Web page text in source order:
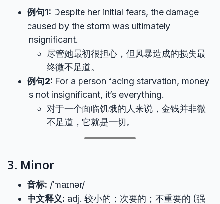
例句1: Despite her initial fears, the damage
caused by the storm was ultimately
insignificant.
尽管她最初很担心，但风暴造成的损失最
终微不足道。
例句2: For a person facing starvation, money
is not insignificant, it’s everything.
对于一个面临饥饿的人来说，金钱并非微
不足道，它就是一切。
3. Minor
音标: /ˈmaɪnər/
中文释义: adj. 较小的；次要的；不重要的 (强